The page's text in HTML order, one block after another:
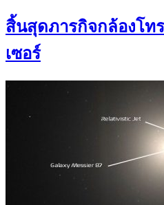
สิ้นสุดภารกิจกล้องโท
เซอร์